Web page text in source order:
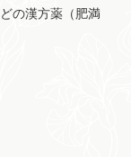
の漢方薬（肥満